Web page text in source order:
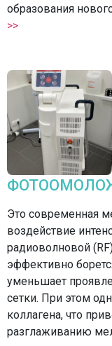
образования
>>
Это современная
воздействие
радиоволновой
эффективно
уменьшает
сетки. При этом
коллагена, что
разглаживанию